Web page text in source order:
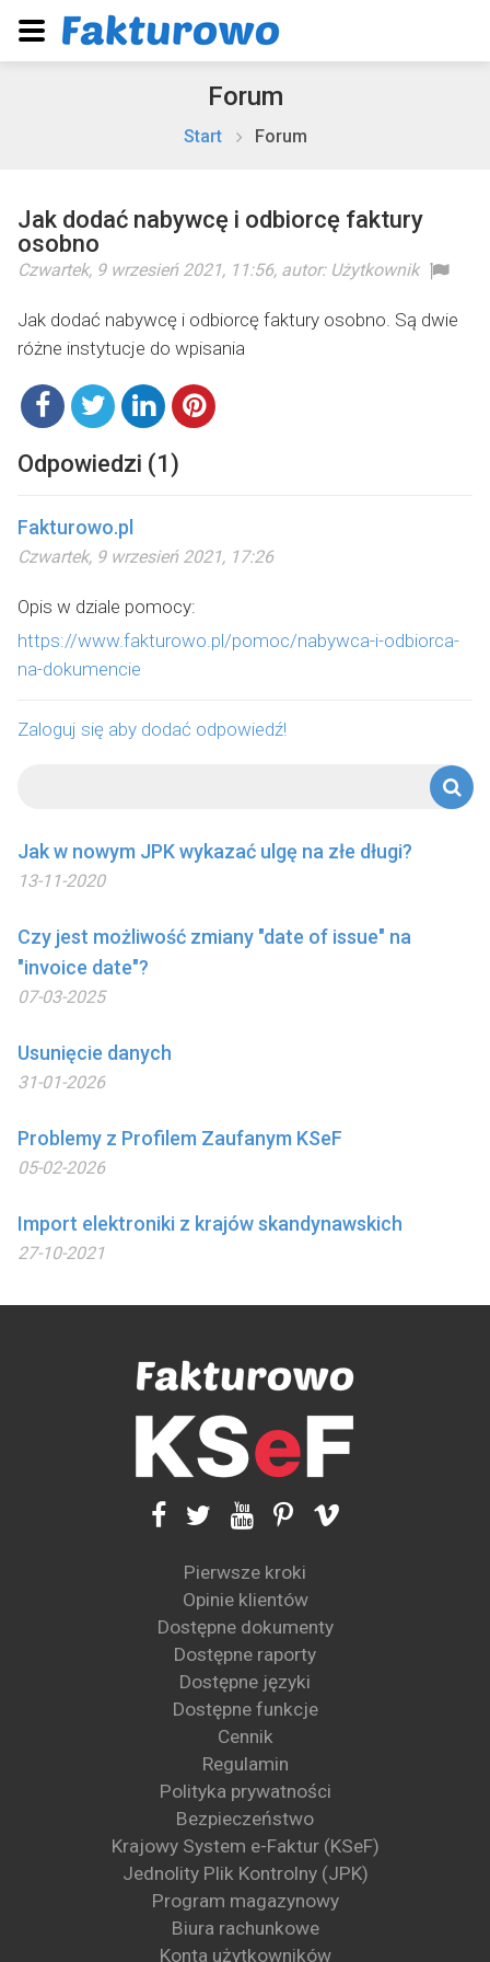
Forum
Start Forum
Jak dodać nabywcę i odbiorcę faktury
osobno
Czwartek, 9 wrzesień 2021, 11:56, autor: Użytkownik
Jak dodać nabywcę i odbiorcę faktury osobno. Są dwie
różne instytucje do wpisania
Odpowiedzi (1)
Fakturowo.pl
Czwartek, 9 wrzesień 2021, 17:26
Opis w dziale pomocy:
https://www.fakturowo.pl/pomoc/nabywca-i-odbiorca-
na-dokumencie
Zaloguj się aby dodać odpowiedź!
Jak w nowym JPK wykazać ulgę na złe długi?
13-11-2020
Czy jest możliwość zmiany "date of issue" na
"invoice date"?
07-03-2025
Usunięcie danych
31-01-2026
Problemy z Profilem Zaufanym KSeF
05-02-2026
Import elektroniki z krajów skandynawskich
27-10-2021
Pierwsze kroki
Opinie klientów
Dostępne dokumenty
Dostępne raporty
Dostępne języki
Dostępne funkcje
Cennik
Regulamin
Polityka prywatności
Bezpieczeństwo
Krajowy System e-Faktur (KSeF)
Jednolity Plik Kontrolny (JPK)
Program magazynowy
Biura rachunkowe
Konta użytkowników